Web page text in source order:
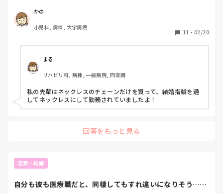
かの
小児科, 病棟, 大学病院
11 ・ 02/20
まる
リハビリ科, 病棟, 一般病院, 回復期
私の先輩はネックレスのチェーンだけを買って、結婚指輪を通
してネックレスにして勤務されていましたよ！
回答をもっと見る
恋愛・結婚
自分も彼も医療職だと、同棲してもすれ違いになりそう…結